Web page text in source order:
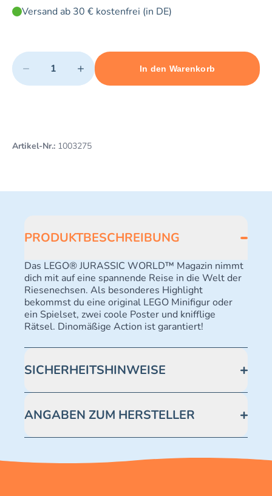
Versand ab 30 € kostenfrei (in DE)
Quantity
− +
Minimum quantity: 1 Maximum quantity: 5
In den Warenkorb
Add 1 item to cart
Artikel-Nr.: 1003275
PRODUKTBESCHREIBUNG
Das LEGO® JURASSIC WORLD™ Magazin nimmt
dich mit auf eine spannende Reise in die Welt der
Riesenechsen. Als besonderes Highlight
bekommst du eine original LEGO Minifigur oder
ein Spielset, zwei coole Poster und knifflige
Rätsel. Dinomäßige Action ist garantiert!
SICHERHEITSHINWEISE
Enthält verschluckbare Kleinteile -
Erstickungsgefahr.
ANGABEN ZUM HERSTELLER
ocean.de/kundenservice Telefonnummer: 0711
2202990 Seidenstraße 19 70174 Stuttgart